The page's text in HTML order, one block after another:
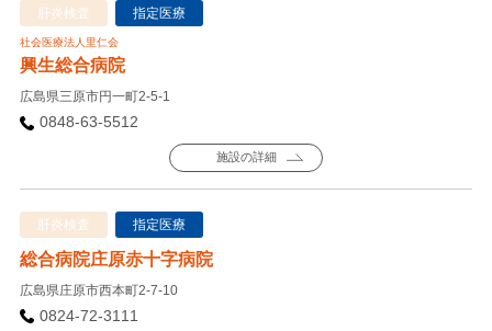
肝炎検査 指定医療
社会医療法人里仁会
興生総合病院
広島県三原市円一町2-5-1
0848-63-5512
施設の詳細
肝炎検査 指定医療
総合病院庄原赤十字病院
広島県庄原市西本町2-7-10
0824-72-3111